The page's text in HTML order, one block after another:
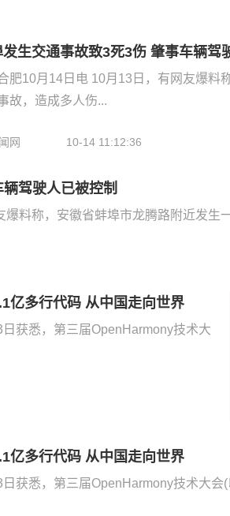
生交通事故致3死3伤 肇事车辆驾
肥10月14日电 10月13日，有网友爆料
故，造成多人伤...
网 10-14 11:12:36
驾驶人已被控制
料称，安徽省蚌埠市龙腾路附近发生
亿多行代码 从中国走向世界
获悉，第三届OpenHarmony技术大
亿多行代码 从中国走向世界
获悉，第三届OpenHarmony技术大会